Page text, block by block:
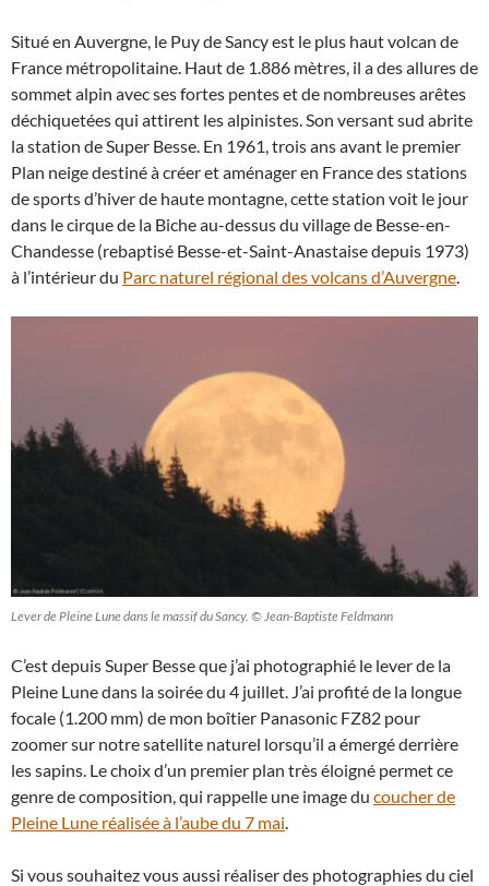
Situé en Auvergne, le Puy de Sancy est le plus haut volcan de
France métropolitaine. Haut de 1.886 mètres, il a des allures de
sommet alpin avec ses fortes pentes et de nombreuses arêtes
déchiquetées qui attirent les alpinistes. Son versant sud abrite
la station de Super Besse. En 1961, trois ans avant le premier
Plan neige destiné à créer et aménager en France des stations
de sports d’hiver de haute montagne, cette station voit le jour
dans le cirque de la Biche au-dessus du village de Besse-en-
Chandesse (rebaptisé Besse-et-Saint-Anastaise depuis 1973)
à l’intérieur du Parc naturel régional des volcans d’Auvergne.
Lever de Pleine Lune dans le massif du Sancy. © Jean-Baptiste Feldmann
C’est depuis Super Besse que j’ai photographié le lever de la
Pleine Lune dans la soirée du 4 juillet. J’ai profité de la longue
focale (1.200 mm) de mon boîtier Panasonic FZ82 pour
zoomer sur notre satellite naturel lorsqu’il a émergé derrière
les sapins. Le choix d’un premier plan très éloigné permet ce
genre de composition, qui rappelle une image du coucher de
Pleine Lune réalisée à l’aube du 7 mai
Si vous souhaitez vous aussi réaliser des photographies du ciel